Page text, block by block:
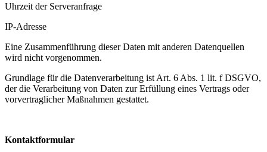
Uhrzeit der Serveranfrage
IP-Adresse
Eine Zusammenführung dieser Daten mit anderen Datenquellen
wird nicht vorgenommen.
Grundlage für die Datenverarbeitung ist Art. 6 Abs. 1 lit. f DSGVO,
der die Verarbeitung von Daten zur Erfüllung eines Vertrags oder
vorvertraglicher Maßnahmen gestattet.
Kontaktformular